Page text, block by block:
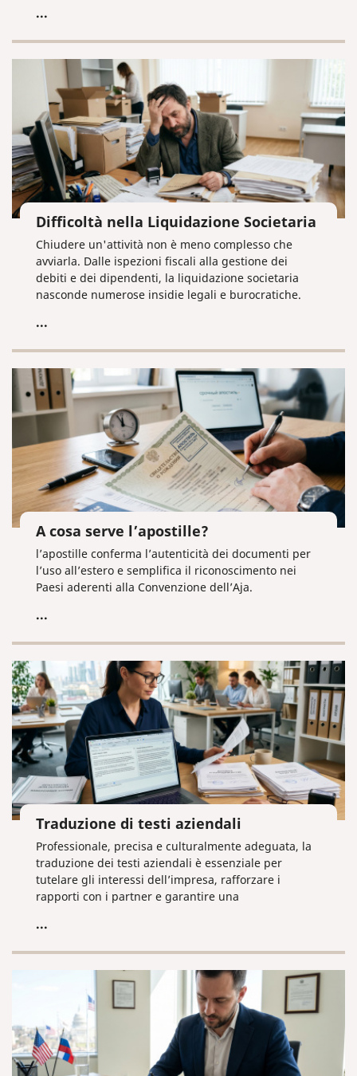
doverti presentare di persona.
...
Difficoltà nella Liquidazione Societaria
Chiudere un'attività non è meno complesso che
avviarla. Dalle ispezioni fiscali alla gestione dei
debiti e dei dipendenti, la liquidazione societaria
nasconde numerose insidie legali e burocratiche.
...
A cosa serve l’apostille?
l’apostille conferma l’autenticità dei documenti per
l’uso all’estero e semplifica il riconoscimento nei
Paesi aderenti alla Convenzione dell’Aja.
...
Traduzione di testi aziendali
Professionale, precisa e culturalmente adeguata, la
traduzione dei testi aziendali è essenziale per
tutelare gli interessi dell’impresa, rafforzare i
rapporti con i partner e garantire una
...